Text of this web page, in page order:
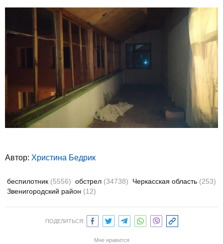
Автор: Христина Бедрик
беспилотник (5556) обстрел (34738) Черкасская область (253)
Звенигородский район (12)
ПОДЕЛИТЬСЯ:
Мне нравится